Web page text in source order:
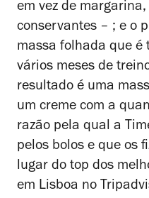
em vez de
conservantes – ; e o
massa folhada que é
vários meses de
resultado é uma
um creme com a
razão pela qual a
pelos bolos e que os
lugar do top dos
em Lisboa no